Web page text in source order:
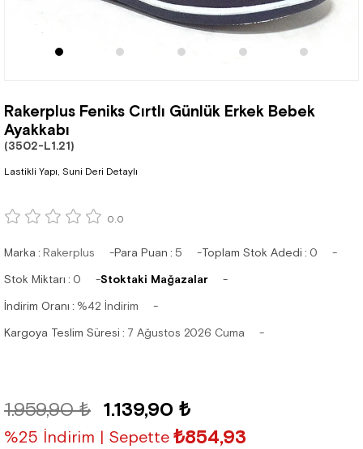
Rakerplus Feniks Cırtlı Günlük Erkek Bebek
Ayakkabı
(3502-L1.21)
Lastikli Yapı, Suni Deri Detaylı
0.0
Marka : Rakerplus Para Puan : 5 Toplam Stok Adedi : 0
Stok Miktarı : 0 Stoktaki Mağazalar
İndirim Oranı : %42 İndirim
Kargoya Teslim Süresi : 7 Ağustos 2026 Cuma
1.959,90 ₺ 1.139,90 ₺
%25 İndirim | Sepette ₺854,93